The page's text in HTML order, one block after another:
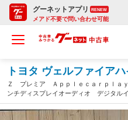
グーネットアプリ RENEW
メアド不要で問い合わせ可能
トヨタ ヴェルファイア
Ｚ プレミア Ａｐｐｌｅｃａｒｐｌａ
ンチディスプレイオーディオ デジタ
ブラインドスポットモニター ヘッドア
チームメイト １９インチアルミ（三重